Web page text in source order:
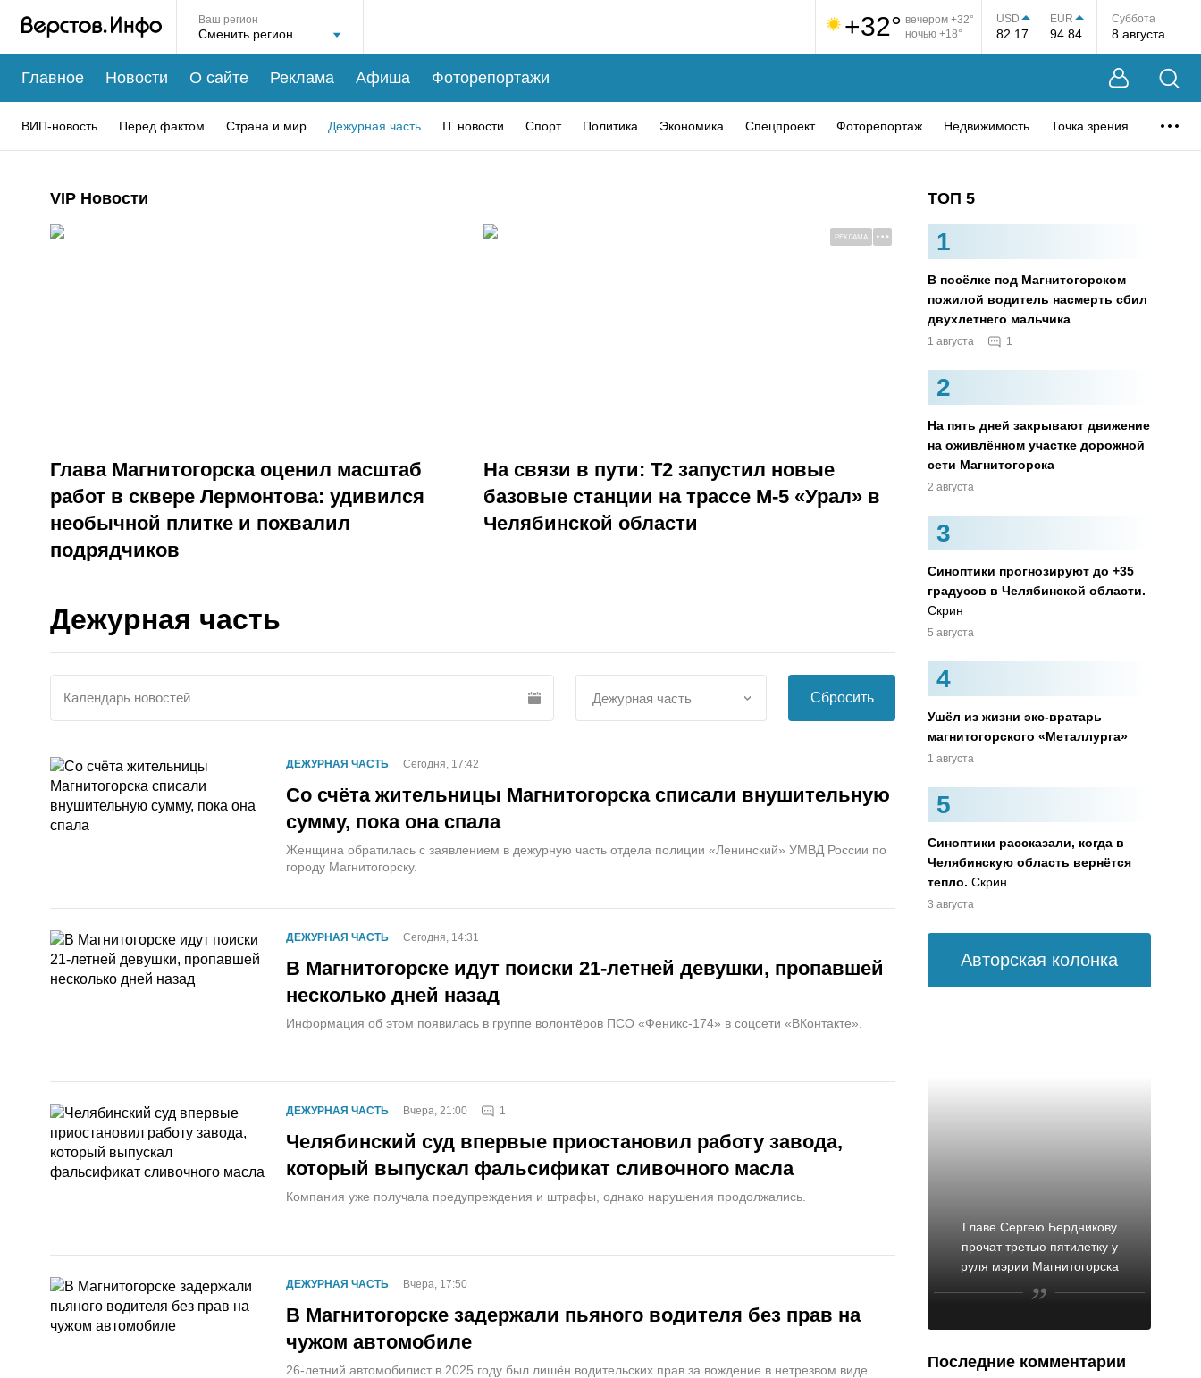
Ваш регион +32° вечером +32°
ночью +18°
USD
82.17
EUR
94.84
Суббота
8 августа
Главное Новости О сайте Реклама Афиша Фоторепортажи
ВИП-новость Перед фактом Страна и мир Дежурная часть IT новости Спорт Политика Экономика Спецпроект Фоторепортаж Недвижимость Точка зрения
VIP Новости
Глава Магнитогорска оценил масштаб
работ в сквере Лермонтова: удивился
необычной плитке и похвалил
подрядчиков
РЕКЛАМА
На связи в пути: Т2 запустил новые
базовые станции на трассе М-5 «Урал» в
Челябинской области
Дежурная часть
Календарь новостей Сбросить
ДЕЖУРНАЯ ЧАСТЬ Сегодня, 17:42
Со счёта жительницы Магнитогорска списали внушительную
сумму, пока она спала
Женщина обратилась с заявлением в дежурную часть отдела полиции «Ленинский» УМВД России по
городу Магнитогорску.
ДЕЖУРНАЯ ЧАСТЬ Сегодня, 14:31
В Магнитогорске идут поиски 21-летней девушки, пропавшей
несколько дней назад
Информация об этом появилась в группе волонтёров ПСО «Феникс-174» в соцсети «ВКонтакте».
ДЕЖУРНАЯ ЧАСТЬ Вчера, 21:00 1
Челябинский суд впервые приостановил работу завода,
который выпускал фальсификат сливочного масла
Компания уже получала предупреждения и штрафы, однако нарушения продолжались.
ДЕЖУРНАЯ ЧАСТЬ Вчера, 17:50
В Магнитогорске задержали пьяного водителя без прав на
чужом автомобиле
26-летний автомобилист в 2025 году был лишён водительских прав за вождение в нетрезвом виде.
ТОП 5
1
В посёлке под Магнитогорском
пожилой водитель насмерть сбил
двухлетнего мальчика
1 августа 1
2
На пять дней закрывают движение
на оживлённом участке дорожной
сети Магнитогорска
2 августа
3
Синоптики прогнозируют до +35
градусов в Челябинской области.
Скрин
5 августа
4
Ушёл из жизни экс-вратарь
магнитогорского «Металлурга»
1 августа
5
Синоптики рассказали, когда в
Челябинскую область вернётся
тепло. Скрин
3 августа
Авторская колонка
Главе Сергею Бердникову
прочат третью пятилетку у
руля мэрии Магнитогорска
Последние комментарии